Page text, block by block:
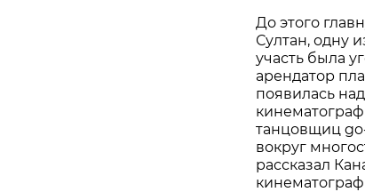
До этого
Султан, одну
участь была
арендатор
появилась
танцовщиц
вокруг
рассказал